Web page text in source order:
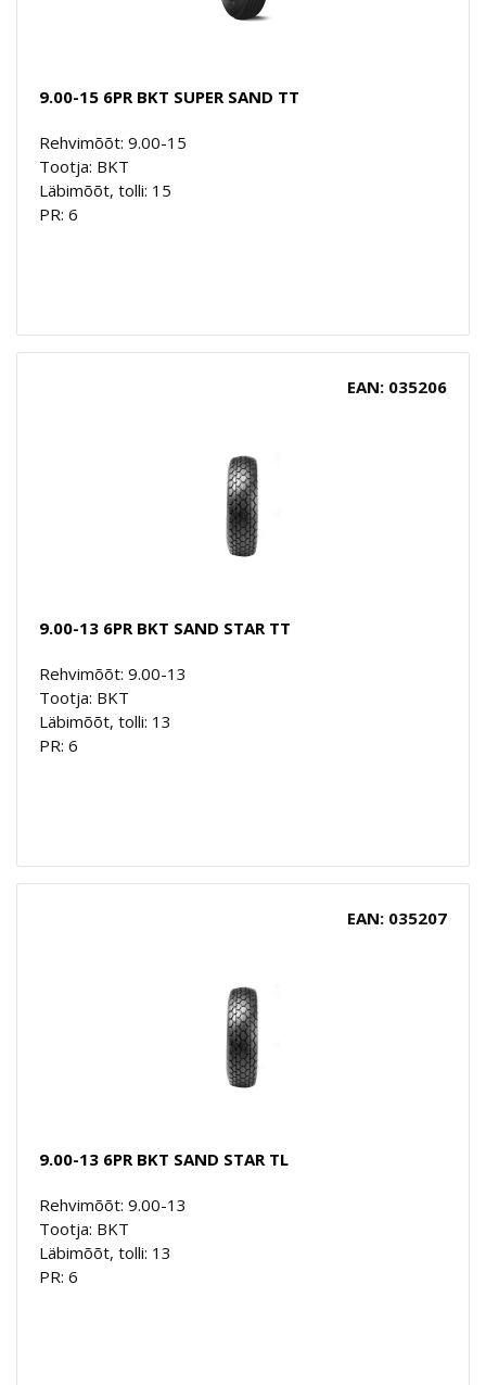
9.00-15 6PR BKT SUPER SAND TT
Rehvimõõt: 9.00-15
Tootja: BKT
Läbimõõt, tolli: 15
PR: 6
EAN: 035206
9.00-13 6PR BKT SAND STAR TT
Rehvimõõt: 9.00-13
Tootja: BKT
Läbimõõt, tolli: 13
PR: 6
EAN: 035207
9.00-13 6PR BKT SAND STAR TL
Rehvimõõt: 9.00-13
Tootja: BKT
Läbimõõt, tolli: 13
PR: 6